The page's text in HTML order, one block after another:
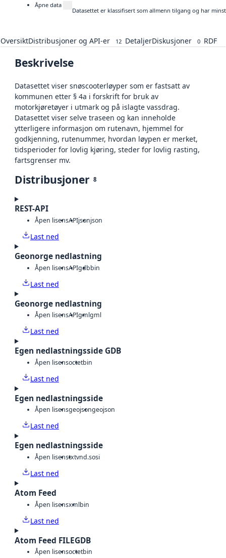
Åpne data
Datasettet er klassifisert som allmenn tilgang og har
OversiktDistribusjoner og API-er 12 DetaljerDiskusjoner 0 RDF
Beskrivelse
Datasettet viser snøscooterløyper som er fastsatt av
kommunen etter § 4a i forskrift for bruk av
motorkjøretøyer i utmark og på islagte vassdrag.
Datasettet viser selve traseen og kan inneholde
ytterligere informasjon om rutenavn, hjemmel for
godkjenning, rutenummer, hvordan løypen er merket,
tidsperioder for lovlig kjøring, steder for lovlig rasting,
fartsgrenser mv.
Distribusjoner 8
REST-API
Åpen lisensAPIjsonjson
Last ned
Geonorge nedlastning
Åpen lisensAPIgdbbin
Last ned
Geonorge nedlastning
Åpen lisensAPIgmlgml
Last ned
Egen nedlastningsside GDB
Åpen lisensoctetbin
Last ned
Egen nedlastningsside
Åpen lisensgeojsongeojson
Last ned
Egen nedlastningsside
Åpen lisenstxtvnd.sosi
Last ned
Atom Feed
Åpen lisensxmlbin
Last ned
Atom Feed FILEGDB
Åpen lisensoctetbin